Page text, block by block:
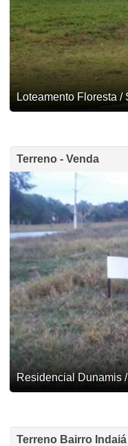
Loteamento Floresta
Terreno - Venda
Residencial Dunamis
Terreno Bairro Indaiá